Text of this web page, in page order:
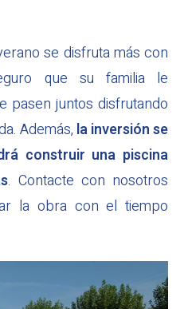
se disfruta más con
que su familia le
pasen juntos disfrutando
Además, la inversión se
construir una piscina
. Contacte con nosotros
la obra con el tiempo